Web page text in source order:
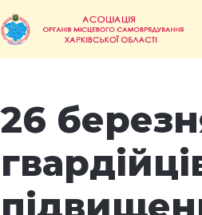
26